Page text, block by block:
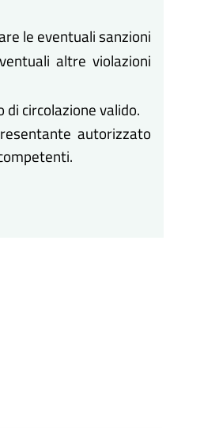
le eventuali sanzioni
altre violazioni
circolazione valido.
autorizzato